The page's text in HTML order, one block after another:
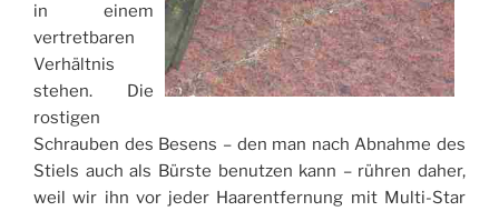
in einem
vertretbaren
Verhältnis
stehen. Die
rostigen
Schrauben des Besens – den man nach Abnahme des
Stiels auch als Bürste benutzen kann – rühren daher,
weil wir ihn vor jeder Haarentfernung mit Multi-Star